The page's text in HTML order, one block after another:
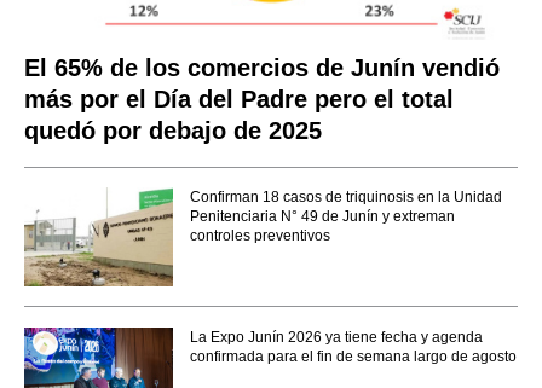
El 65% de los comercios de Junín vendió
más por el Día del Padre pero el total
quedó por debajo de 2025
Confirman 18 casos de triquinosis en la Unidad
Penitenciaria N° 49 de Junín y extreman
controles preventivos
La Expo Junín 2026 ya tiene fecha y agenda
confirmada para el fin de semana largo de agosto